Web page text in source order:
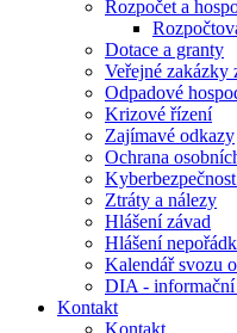
Rozpočet a
Dotace a granty
Veřejné zakázky
Odpadové
Krizové řízení
Zajímavé odkazy
Ochrana
Ztráty a nálezy
Hlášení závad
Hlášení
Kalendář svozu
DIA - informační
Kontakt
Kontakt